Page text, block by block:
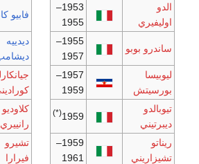
اوليفيري
1953–
1955
ساندرو بوبو
1955–
1957
ليوبيسا
بورسيتش
1957–
1959
تيوبالدو
ديبرتيني
(*)
تشيزاريني
1959–
1961
فابيو كابيلو
ديشامب
جيانكارلو
كوراديني
كلاوديو
رانييري
تشيرو